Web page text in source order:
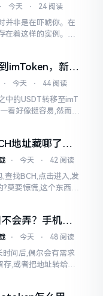
⋅ 今天 ⋅ 24 阅读
并非是在吓唬你。在
在着这样的实例。有
imToken，新手
⋅ 今天 ⋅ 44 阅读
中的USDT转移至imT
看好像挺容易,然而在
地址藏哪了？
位置
⋅ 今天 ⋅ 42 阅读
查找BCH,点击进入,发
莫要惊慌,这个东西隐
会弄？手机这
⋅ 今天 ⋅ 48 阅读
间后,偶尔会有需求
,或者把地址转给友